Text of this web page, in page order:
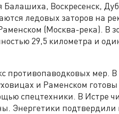
Балашиха, Воскресенск,
ледовых заторов на
(Москва-река). В
29,5 километра и
противопаводковых мер.
и Раменском готовы
спецтехники. В Истре
Энергетики подтвердили